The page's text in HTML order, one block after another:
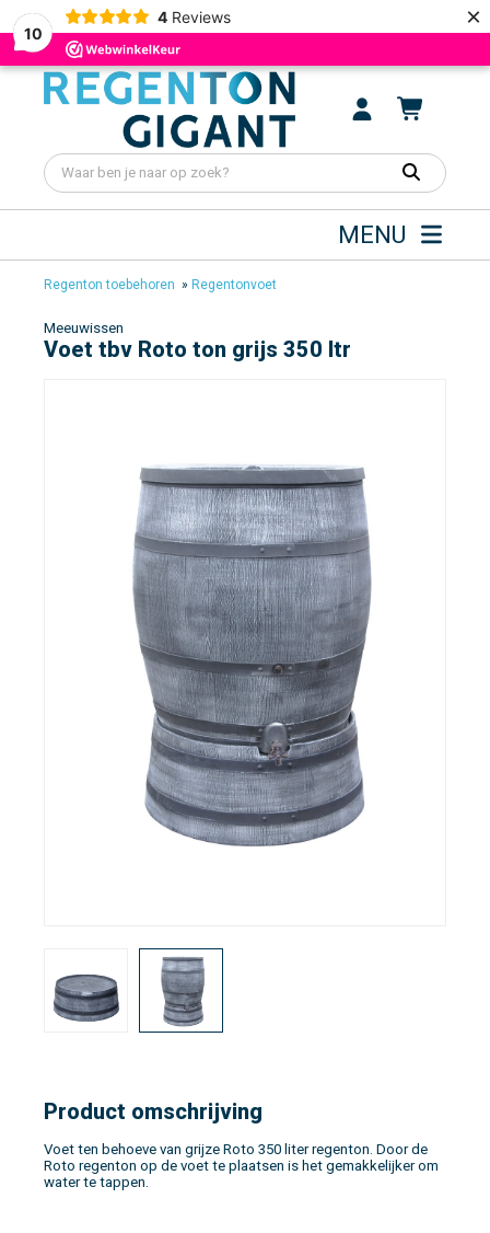
10
4 Reviews ×
MENU
Regenton toebehoren » Regentonvoet
Meeuwissen
Voet tbv Roto ton grijs 350 ltr
Product omschrijving
Voet ten behoeve van grijze Roto 350 liter regenton. Door de
Roto regenton op de voet te plaatsen is het gemakkelijker om
water te tappen.